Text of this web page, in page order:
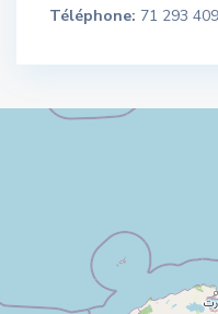
Téléphone: 71 293 409